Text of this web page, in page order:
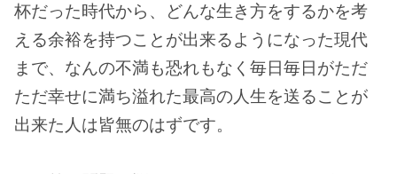
杯だった時代から、どんな生き方をするかを考
える余裕を持つことが出来るようになった現代
まで、なんの不満も恐れもなく毎日毎日がただ
ただ幸せに満ち溢れた最高の人生を送ることが
出来た人は皆無のはずです。